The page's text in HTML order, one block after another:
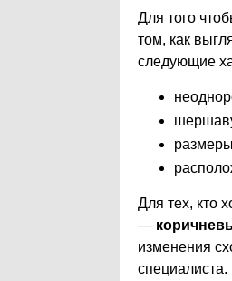
Для того
том, как
следующие
Для тех, кто
—
изменения
специалиста.